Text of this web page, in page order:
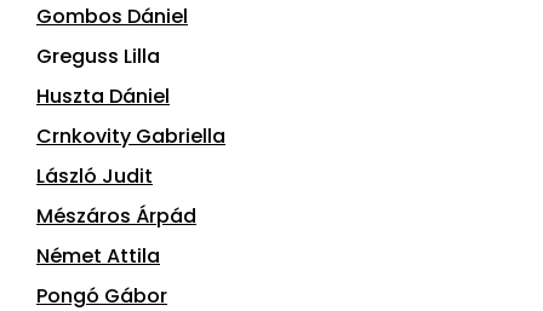
Gombos Dániel
Greguss Lilla
Huszta Dániel
Crnkovity Gabriella
László Judit
Mészáros Árpád
Német Attila
Pongó Gábor